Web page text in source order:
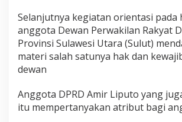
Selanjutnya kegiatan orientasi pada
anggota Dewan Perwakilan Rakyat
Provinsi Sulawesi Utara (Sulut)
materi salah satunya hak dan
dewan
Anggota DPRD Amir Liputo yang
itu mempertanyakan atribut bagi